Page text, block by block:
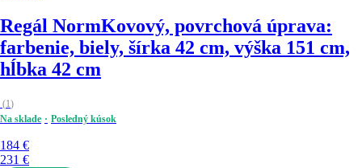
Regál NormKovový, povrchová úprava:
farbenie, biely, šírka 42 cm, výška 151 cm,
hĺbka 42 cm
(1)
Na sklade
Posledný kúsok
184 €
231 €